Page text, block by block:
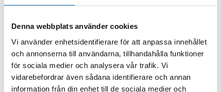
Denna webbplats använder cookies
Vi använder enhetsidentifierare för att anpassa innehållet
och annonserna till användarna, tillhandahålla funktioner
för sociala medier och analysera vår trafik. Vi
vidarebefordrar även sådana identifierare och annan
information från din enhet till de sociala medier och
genomförda och godkända utfärdas ett slutgiltigt intyg
byggnadsnämnden.
Efter en OVK-besiktning kan åtgärder som rengöring av
ventiler, reparation av ventilationskanaler eller injustering
av systemet behöva göras för att säkerställa att
ventilationssystemet uppfyller alla krav. Det som görs är
att vi följer upp med kontroller och rekommenderar